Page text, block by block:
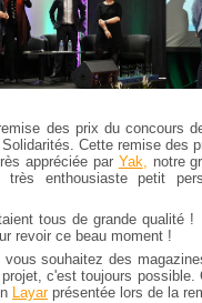
des prix du concours
Cette remise des
appréciée par Yak, notre
enthousiaste petit
tous de grande qualité !
revoir ce beau moment !
souhaitez des
c'est toujours possible.
Layarprésentée lors de la